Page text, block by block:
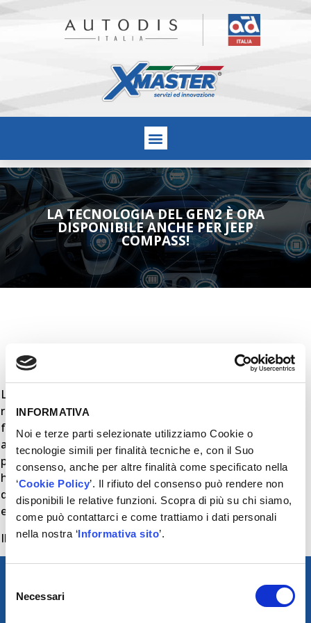
INFORMATIVA
Noi e terze parti selezionate utilizziamo Cookie o
tecnologie simili per finalità tecniche e, con il Suo
consenso, anche per altre finalità come specificato nella
‘Cookie Policy’. Il rifiuto del consenso può rendere non
disponibili le relative funzioni. Scopra di più su chi siamo,
come può contattarci e come trattiamo i dati personali
nella nostra ‘Informativa sito’.
delNecessari
LA TECNOLOGIA DEL GEN2 È ORA
DISPONIBILE ANCHE PER JEEP
COMPASS!
L’alloggiamento in acciaio del modulo gasolio UFI Filters,
realizzato tramite un processo di stampaggio di lamiera a
freddo, garantisce una maggiore resistenza meccanica
anche in caso di crash. Ma parliamo della cartuccia: il
protagonista è il nostro DFM (Deep Filtration Media) che
ha una capacità di filtrazione acqua dal gasolio maggiore
del 95%. Non da ultimo, elevata efficienza filtrante e due
elementi della cartuccia brevettati.
Il ricambio è disponibile con codice 26.052.00